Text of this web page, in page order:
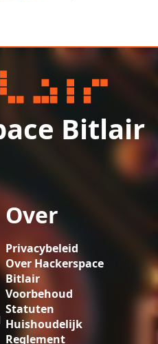
Bitlair
Over
Privacybeleid
Over Hackerspace
Bitlair
Voorbehoud
Statuten
Huishoudelijk
Reglement